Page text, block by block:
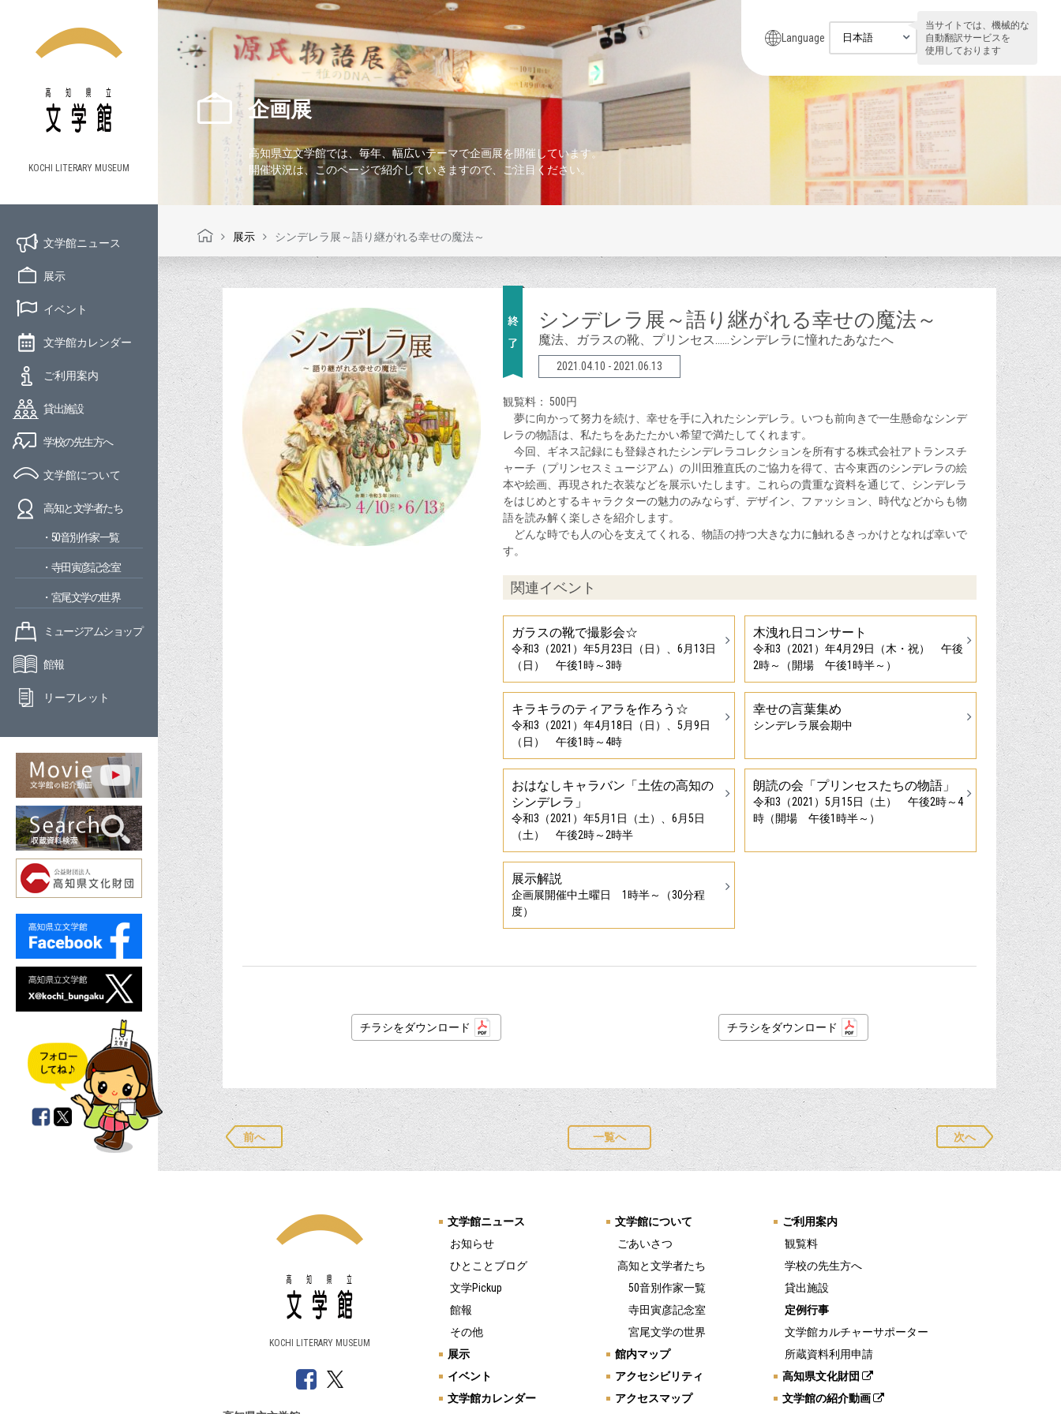
KOCHI LITERARY MUSEUM
文学館ニュース
展示
イベント
文学館カレンダー
ご利用案内
貸出施設
学校の先生方へ
文学館について
高知と文学者たち
・50音別作家一覧
・寺田寅彦記念室
・宮尾文学の世界
ミュージアムショップ
館報
リーフレット
Language
当サイトでは、機械的な
自動翻訳サービスを
使用しております
企画展
高知県立文学館では、毎年、幅広いテーマで企画展を開催しています。
開催状況は、このページで紹介していきますので、ご注目ください。
展示 シンデレラ展～語り継がれる幸せの魔法～
シンデレラ展～語り継がれる幸せの魔法～
魔法、ガラスの靴、プリンセス……シンデレラに憧れたあなたへ
2021.04.10 - 2021.06.13
観覧料： 500円
夢に向かって努力を続け、幸せを手に入れたシンデレラ。いつも前向きで一生懸命なシンデ
レラの物語は、私たちをあたたかい希望で満たしてくれます。
今回、ギネス記録にも登録されたシンデレラコレクションを所有する株式会社アトランスチ
ャーチ（プリンセスミュージアム）の川田雅直氏のご協力を得て、古今東西のシンデレラの絵
本や絵画、再現された衣装などを展示いたします。これらの貴重な資料を通じて、シンデレラ
をはじめとするキャラクターの魅力のみならず、デザイン、ファッション、時代などからも物
語を読み解く楽しさを紹介します。
どんな時でも人の心を支えてくれる、物語の持つ大きな力に触れるきっかけとなれば幸いで
す。
関連イベント
ガラスの靴で撮影会☆
令和3（2021）年5月23日（日）、6月13日
（日） 午後1時～3時
木洩れ日コンサート
令和3（2021）年4月29日（木・祝） 午後
2時～（開場 午後1時半～）
キラキラのティアラを作ろう☆
令和3（2021）年4月18日（日）、5月9日
（日） 午後1時～4時
幸せの言葉集め
シンデレラ展会期中
おはなしキャラバン「土佐の高知の
シンデレラ」
令和3（2021）年5月1日（土）、6月5日
（土） 午後2時～2時半
朗読の会「プリンセスたちの物語」
令和3（2021）5月15日（土） 午後2時～4
時（開場 午後1時半～）
展示解説
企画展開催中土曜日 1時半～（30分程
度）
チラシをダウンロード チラシをダウンロード
前へ 一覧へ 次へ
KOCHI LITERARY MUSEUM
文学館ニュース
お知らせ
ひとことブログ
文学Pickup
館報
その他
展示
イベント
文学館カレンダー
文学館について
ごあいさつ
高知と文学者たち
50音別作家一覧
寺田寅彦記念室
宮尾文学の世界
館内マップ
アクセシビリティ
アクセスマップ
ご利用案内
観覧料
学校の先生方へ
貸出施設
定例行事
文学館カルチャーサポーター
所蔵資料利用申請
高知県文化財団
文学館の紹介動画